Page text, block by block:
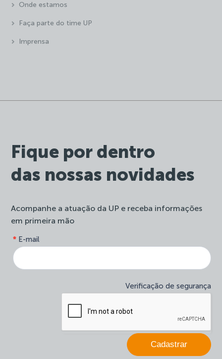
Fique por dentro
das nossas novidades
Acompanhe a atuação da UP e receba informações
em primeira mão
site-
newsletter
E-mail
*
Verificação de segurança
Cadastrar
você
é
humano,
este
campo
branco.
Onde estamos
Faça parte do time UP
Imprensa